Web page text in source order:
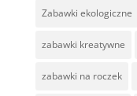
Zabawki ekologiczne
zabawki kreatywne
zabawki na roczek